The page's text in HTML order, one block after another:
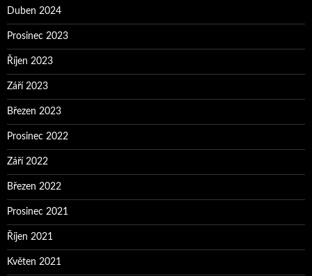
Duben 2024
Prosinec 2023
Říjen 2023
Září 2023
Březen 2023
Prosinec 2022
Září 2022
Březen 2022
Prosinec 2021
Říjen 2021
Květen 2021